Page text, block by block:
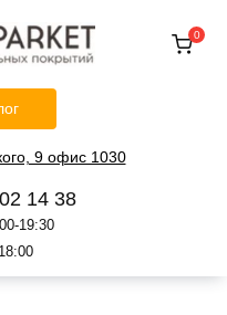
9 офис 1030
14 38
19:30
0